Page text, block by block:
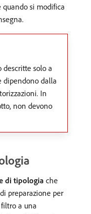
quando si modifica
descritte solo a
dipendono dalla
In
non devono
di tipologia che
preparazione per
a una